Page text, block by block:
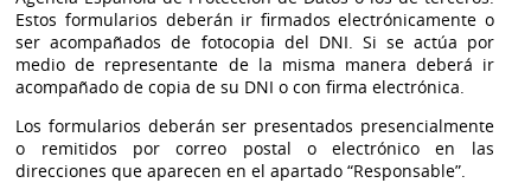
Estos formularios deberán ir firmados electrónicamente o
ser acompañados de fotocopia del DNI. Si se actúa por
medio de representante de la misma manera deberá ir
acompañado de copia de su DNI o con firma electrónica.
Los formularios deberán ser presentados presencialmente
o remitidos por correo postal o electrónico en las
direcciones que aparecen en el apartado “Responsable”.